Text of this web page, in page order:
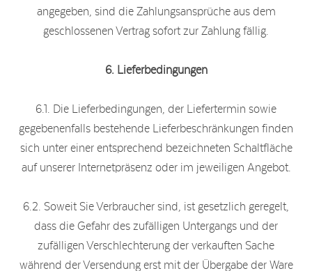
angegeben, sind die Zahlungsansprüche aus dem
geschlossenen Vertrag sofort zur Zahlung fällig.
6. Lieferbedingungen
6.1. Die Lieferbedingungen, der Liefertermin sowie
gegebenenfalls bestehende Lieferbeschränkungen finden
sich unter einer entsprechend bezeichneten Schaltfläche
auf unserer Internetpräsenz oder im jeweiligen Angebot.
6.2. Soweit Sie Verbraucher sind, ist gesetzlich geregelt,
dass die Gefahr des zufälligen Untergangs und der
zufälligen Verschlechterung der verkauften Sache
während der Versendung erst mit der Übergabe der Ware